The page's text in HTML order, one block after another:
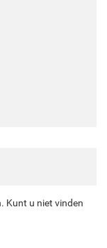
Kunt u niet vinden